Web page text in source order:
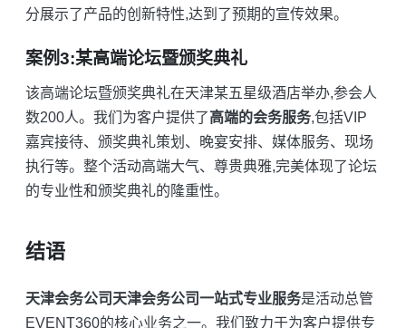
分展示了产品的创新特性,达到了预期的宣传效果。
案例3:某高端论坛暨颁奖典礼
该高端论坛暨颁奖典礼在天津某五星级酒店举办,参会人
数200人。我们为客户提供了高端的会务服务,包括VIP
嘉宾接待、颁奖典礼策划、晚宴安排、媒体服务、现场
执行等。整个活动高端大气、尊贵典雅,完美体现了论坛
的专业性和颁奖典礼的隆重性。
结语
天津会务公司天津会务公司一站式专业服务是活动总管
EVENT360的核心业务之一。我们致力于为客户提供专